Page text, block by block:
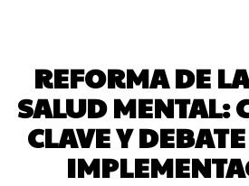
REFORMA DE
SALUD MENTAL:
CLAVE Y